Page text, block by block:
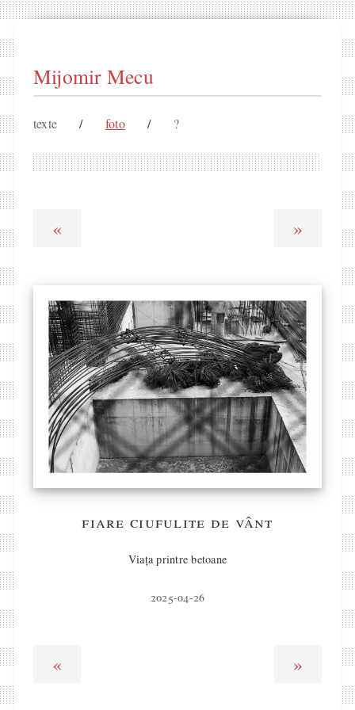
Mijomir Mecu
texte / foto / ?
« »
fiare ciufulite de vânt
Viața printre betoane
2025-04-26
« »